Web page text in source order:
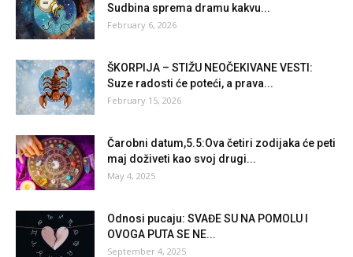
Sudbina sprema dramu kakvu...
February 6, 2026
ŠKORPIJA – STIŽU NEOČEKIVANE VESTI:
Suze radosti će poteći, a prava...
February 15, 2026
Čarobni datum,5.5:Ova četiri zodijaka će peti
maj doživeti kao svoj drugi...
May 4, 2025
Odnosi pucaju: SVAĐE SU NA POMOLU I
OVOGA PUTA SE NE...
September 4, 2025